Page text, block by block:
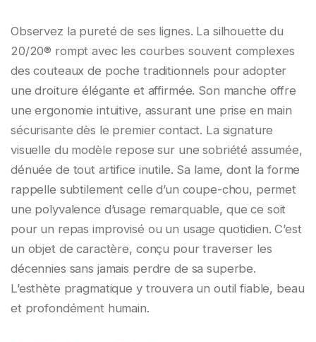
Observez la pureté de ses lignes. La silhouette du
20/20® rompt avec les courbes souvent complexes
des couteaux de poche traditionnels pour adopter
une droiture élégante et affirmée. Son manche offre
une ergonomie intuitive, assurant une prise en main
sécurisante dès le premier contact. La signature
visuelle du modèle repose sur une sobriété assumée,
dénuée de tout artifice inutile. Sa lame, dont la forme
rappelle subtilement celle d’un coupe-chou, permet
une polyvalence d’usage remarquable, que ce soit
pour un repas improvisé ou un usage quotidien. C’est
un objet de caractère, conçu pour traverser les
décennies sans jamais perdre de sa superbe.
L’esthète pragmatique y trouvera un outil fiable, beau
et profondément humain.